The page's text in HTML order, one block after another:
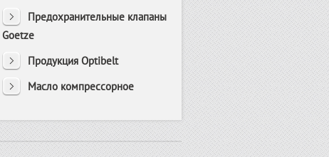
Предохранительные клапаны
Goetze
Продукция Optibelt
Масло компрессорное